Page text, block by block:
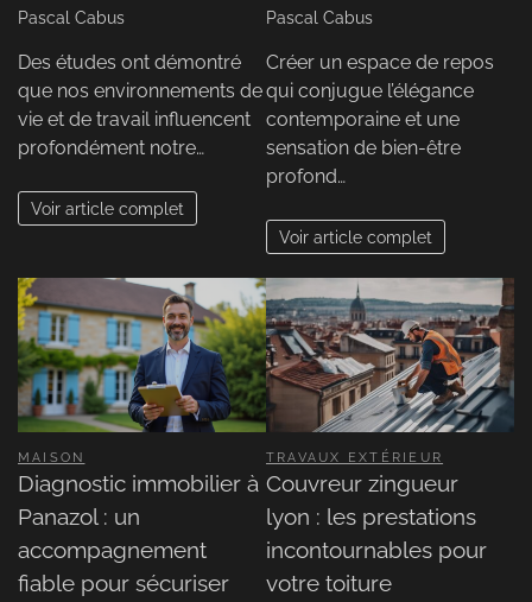
Pascal Cabus
Des études ont démontré
que nos environnements de
vie et de travail influencent
profondément notre…
Voir article complet
Pascal Cabus
Créer un espace de repos
qui conjugue l’élégance
contemporaine et une
sensation de bien-être
profond…
Voir article complet
MAISON
Diagnostic immobilier à
Panazol : un
accompagnement
fiable pour sécuriser
TRAVAUX EXTÉRIEUR
Couvreur zingueur
lyon : les prestations
incontournables pour
votre toiture